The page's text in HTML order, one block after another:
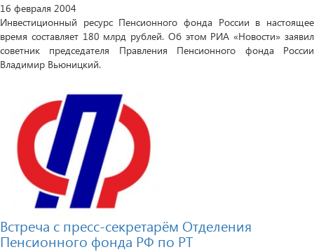
16 февраля 2004
Инвестиционный ресурс Пенсионного фонда России в настоящее
время составляет 180 млрд рублей. Об этом РИА «Новости» заявил
советник председателя Правления Пенсионного фонда России
Владимир Вьюницкий.
Встреча с пресс-секретарём Отделения
Пенсионного фонда РФ по РТ